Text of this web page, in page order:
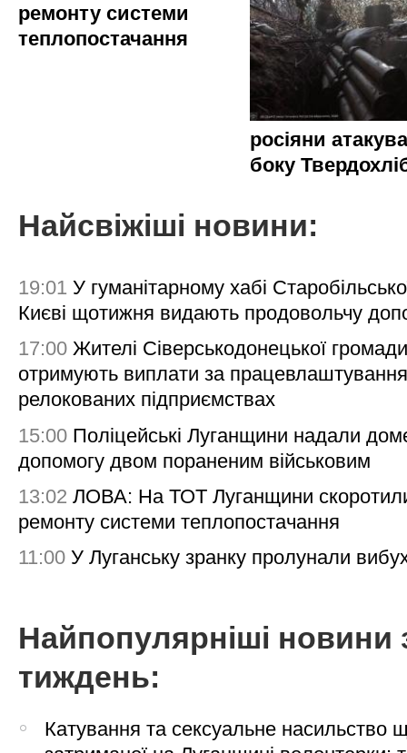
ремонту системи
теплопостачання
росіяни
боку
Найсвіжіші новини:
19:01 У гуманітарному хабі
Києві щотижня видають продовольчу
17:00 Жителі Сіверськодонецької
отримують виплати за
релокованих підприємствах
15:00 Поліцейські Луганщини надали
допомогу двом пораненим військовим
13:02 ЛОВА: На ТОТ Луганщини
ремонту системи теплопостачання
11:00 У Луганську зранку пролунали
Найпопулярніші новини
тиждень:
Катування та сексуальне насильство